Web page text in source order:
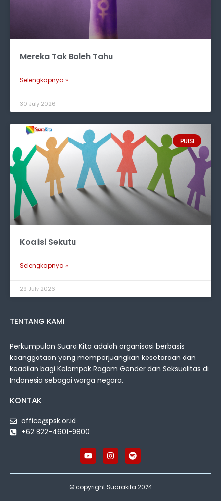
Mereka Tak Boleh Tahu
Selengkapnya »
30 July 2026
PUISI
Koalisi Sekutu
Selengkapnya »
29 July 2026
TENTANG KAMI
Perkumpulan Suara Kita adalah organisasi berbasis
keanggotaan yang memperjuangkan kesetaraan dan
keadilan bagi Kelompok Ragam Gender dan Seksualitas di
Indonesia sebagai warga negara.
KONTAK
office@psk.or.id
+62 822-4601-9800
© copyright Suarakita 2024